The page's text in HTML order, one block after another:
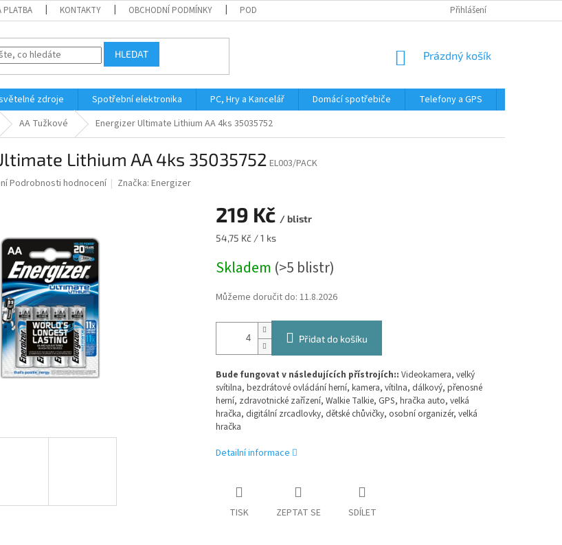
PLATBA KONTAKTY OBCHODNÍ PODMÍNKY PODMÍNKY OCHRANY OSOBNÍCH ÚDAJŮ Přihlášení
HLEDAT
NÁKUPNÍ
Prázdný košík
zdroje Spotřební elektronika PC, Hry a Kancelář Domácí spotřebiče Telefony a GPS
AA Tužkové Energizer Ultimate Lithium AA 4ks 35035752
Lithium AA 4ks 35035752 EL003/PACK
Podrobnosti hodnocení Značka:Energizer
219 Kč / blistr
Měrná
54,75 Kč / 1 ks
Skladem (>5 blistr)
Můžeme doručit do: 11.8.2026
Přidat do košíku
Bude fungovat v následujících přístrojích:: Videokamera, velký
svítilna, bezdrátové ovládání herní, kamera, vítilna, dálkový, přenosné
herní, zdravotnické zařízení, Walkie Talkie, GPS, hračka auto, velká
hračka, digitální zrcadlovky, dětské chůvičky, osobní organizér, velká
hračka
Detailní informace
TISK ZEPTAT SE SDÍLET